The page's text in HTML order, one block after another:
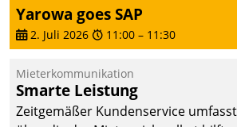
Mietenden zügiger und
effizienter zu bearbeiten.
Yarowa goes SAP
2. Juli 2026 11:00 – 11:30
Mieterkommunikation
Smarte Leistung
Zeitgemäßer Kundenservice